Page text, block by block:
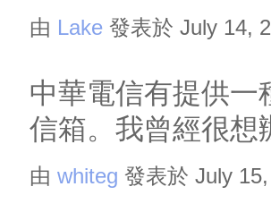
由 Lake 發表於 July 14,
中華電信有提供一
信箱。我曾經很想
由 whiteg 發表於 July